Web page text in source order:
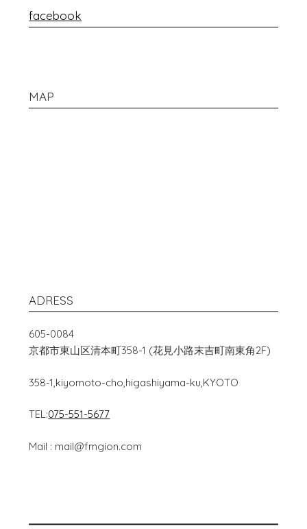
facebook
MAP
ADRESS
605-0084
京都市東山区清本町358-1 (花見小路末吉町南東角2F)
358-1,kiyomoto-cho,higashiyama-ku,KYOTO
TEL:075-551-5677
Mail : mail@fmgion.com